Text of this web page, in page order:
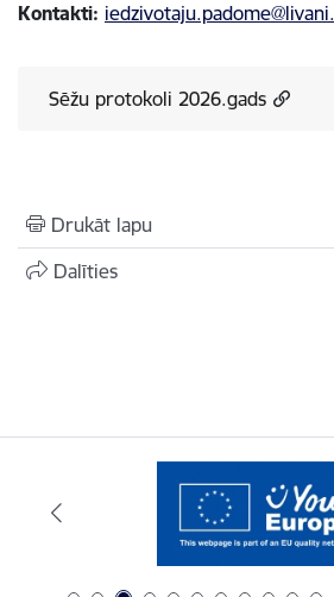
Kontakti:
Sēžu protokoli 2026.gads
Drukāt lapu
Dalīties